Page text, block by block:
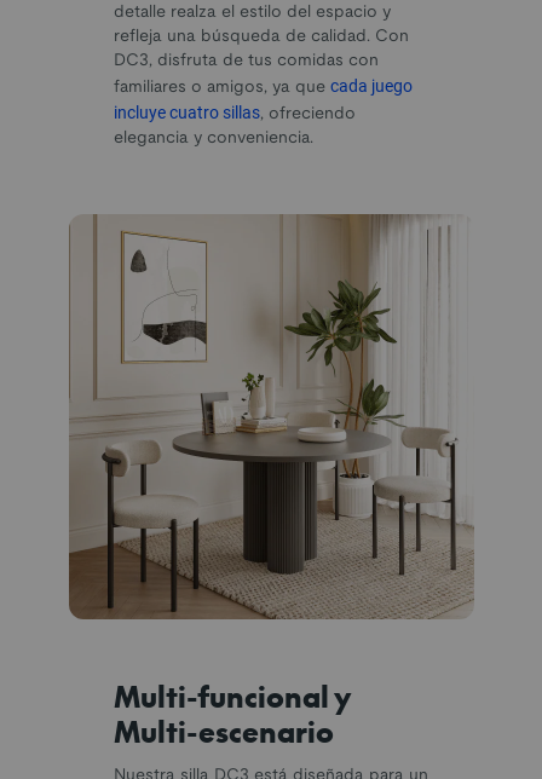
detalle realza el estilo del espacio y
refleja una búsqueda de calidad. Con
DC3, disfruta de tus comidas con
familiares o amigos, ya que cada juego
incluye cuatro sillas, ofreciendo
elegancia y conveniencia.
Multi-funcional y
Multi-escenario